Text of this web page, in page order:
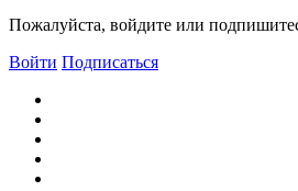
Пожалуйста, войдите или
Войти Подписаться